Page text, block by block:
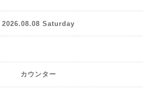
2026.08.08 Saturday
カウンター